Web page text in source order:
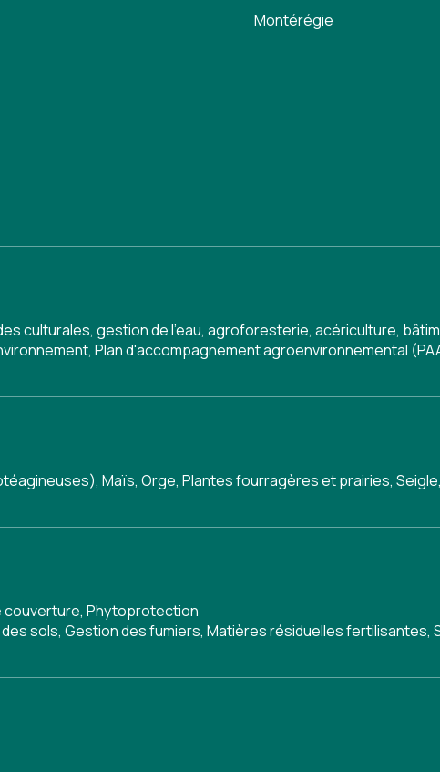
Montérégie
culturales, gestion de l'eau, agroforesterie, acériculture,
, Plan d'accompagnement agroenvironnemental
Maïs, Orge, Plantes fourragères et prairies,
couverture, Phytoprotection
sols, Gestion des fumiers, Matières résiduelles fertilisantes,